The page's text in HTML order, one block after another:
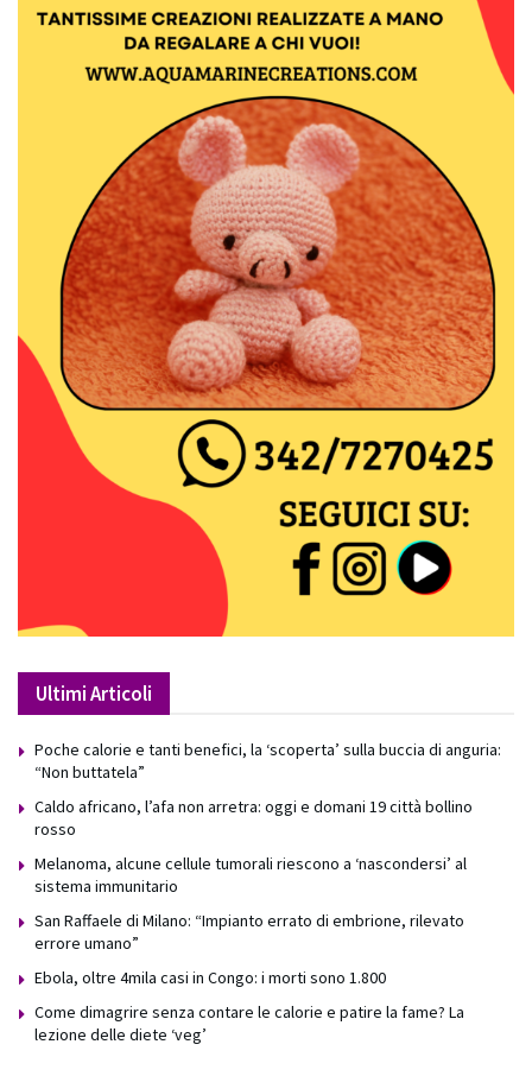
Ultimi Articoli
Poche calorie e tanti benefici, la ‘scoperta’ sulla buccia di anguria:
“Non buttatela”
Caldo africano, l’afa non arretra: oggi e domani 19 città bollino
rosso
Melanoma, alcune cellule tumorali riescono a ‘nascondersi’ al
sistema immunitario
San Raffaele di Milano: “Impianto errato di embrione, rilevato
errore umano”
Ebola, oltre 4mila casi in Congo: i morti sono 1.800
Come dimagrire senza contare le calorie e patire la fame? La
lezione delle diete ‘veg’